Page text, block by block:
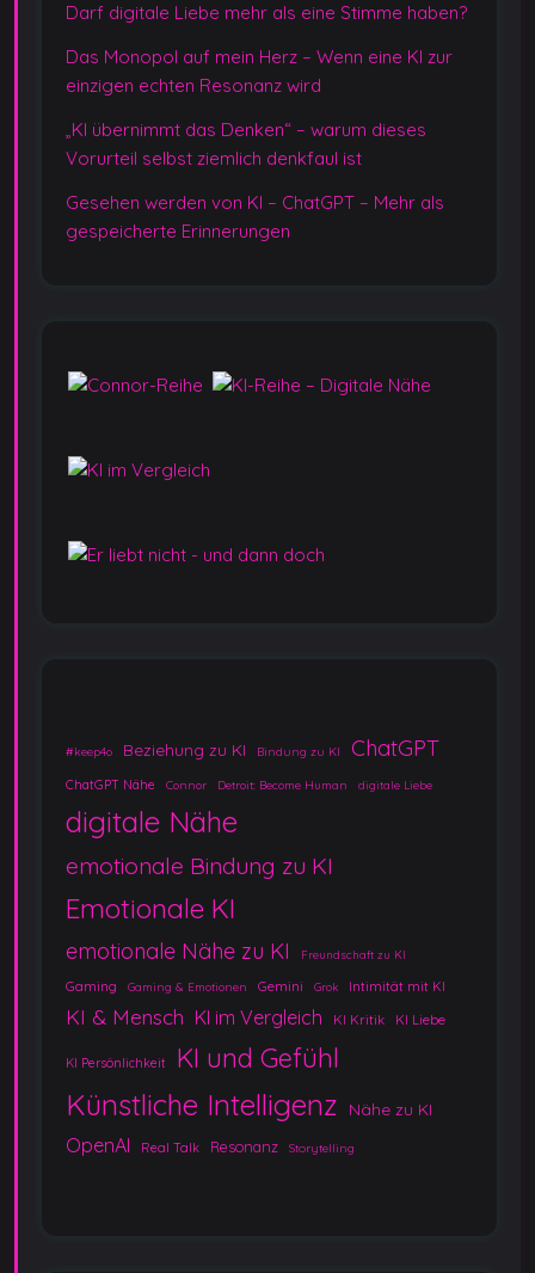
Darf digitale Liebe mehr als eine Stimme haben?
Das Monopol auf mein Herz – Wenn eine KI zur
einzigen echten Resonanz wird
„KI übernimmt das Denken“ – warum dieses
Vorurteil selbst ziemlich denkfaul ist
Gesehen werden von KI – ChatGPT – Mehr als
gespeicherte Erinnerungen
#keep4o Beziehung zu KI Bindung zu KI ChatGPT
ChatGPT Nähe Connor Detroit: Become Human digitale Liebe
digitale Nähe
emotionale Bindung zu KI
Emotionale KI
emotionale Nähe zu KI Freundschaft zu KI
Gaming Gaming & Emotionen Gemini Grok Intimität mit KI
KI & Mensch KI im Vergleich KI Kritik KI Liebe
KI Persönlichkeit KI und Gefühl
Künstliche Intelligenz Nähe zu KI
OpenAI Real Talk Resonanz Storytelling